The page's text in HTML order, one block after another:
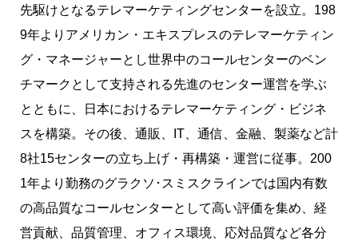
先駆けとなるテレマーケティングセンターを設立。198
9年よりアメリカン・エキスプレスのテレマーケティン
グ・マネージャーとし世界中のコールセンターのベン
チマークとして支持される先進のセンター運営を学ぶ
とともに、日本におけるテレマーケティング・ビジネ
スを構築。その後、通販、IT、通信、金融、製薬など計
8社15センターの立ち上げ・再構築・運営に従事。200
1年より勤務のグラクソ･スミスクラインでは国内有数
の高品質なコールセンターとして高い評価を集め、経
営貢献、品質管理、オフィス環境、応対品質など各分